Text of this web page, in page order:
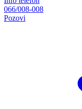
066/008-008
Pozovi